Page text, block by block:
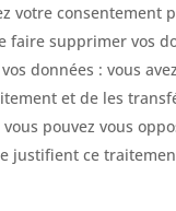
votre consentement
faire supprimer vos
données : vous
et de les
vous pouvez vous
justifient ce